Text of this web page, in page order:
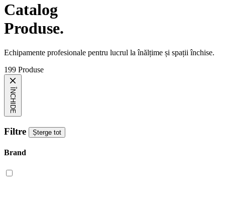
Catalog
Produse.
Echipamente profesionale pentru lucrul la înălțime și spații închise.
199 Produse
ÎNCHIDE
Filtre Șterge tot
Brand